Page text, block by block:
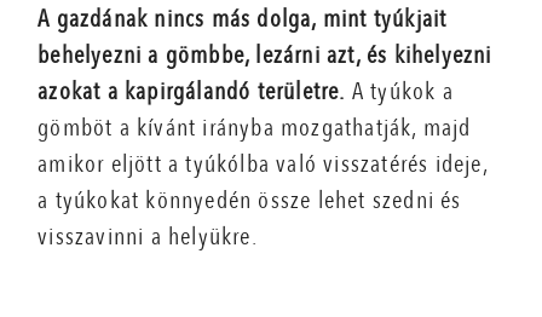
A gazdának nincs más dolga, mint tyúkjait
behelyezni a gömbbe, lezárni azt, és kihelyezni
azokat a kapirgálandó területre. A tyúkok a
gömböt a kívánt irányba mozgathatják, majd
amikor eljött a tyúkólba való visszatérés ideje,
a tyúkokat könnyedén össze lehet szedni és
visszavinni a helyükre.